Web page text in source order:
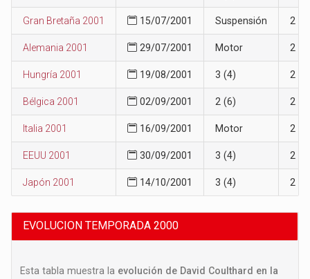
Gran Bretaña 2001 15/07/2001 Suspensión 2
Alemania 2001 29/07/2001 Motor 2
Hungría 2001 19/08/2001 3 (4) 2
Bélgica 2001 02/09/2001 2 (6) 2
Italia 2001 16/09/2001 Motor 2
EEUU 2001 30/09/2001 3 (4) 2
Japón 2001 14/10/2001 3 (4) 2
EVOLUCION TEMPORADA 2000
Esta tabla muestra la evolución de David Coulthard en la